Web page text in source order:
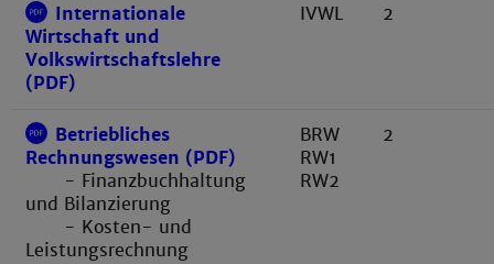
Internationale
Wirtschaft und
Volkswirtschaftslehre
(PDF)
IVWL 2
Betriebliches
Rechnungswesen (PDF)
- Finanzbuchhaltung
und Bilanzierung
- Kosten- und
Leistungsrechnung
BRW
RW1
RW2
2